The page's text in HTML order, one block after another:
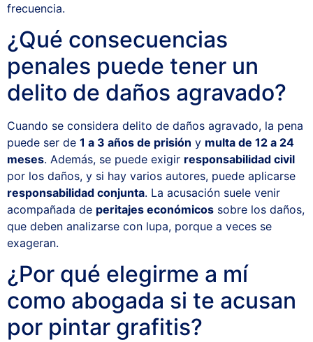
frecuencia.
¿Qué consecuencias
penales puede tener un
delito de daños agravado?
Cuando se considera delito de daños agravado, la pena
puede ser de 1 a 3 años de prisión y multa de 12 a 24
meses. Además, se puede exigir responsabilidad civil
por los daños, y si hay varios autores, puede aplicarse
responsabilidad conjunta. La acusación suele venir
acompañada de peritajes económicos sobre los daños,
que deben analizarse con lupa, porque a veces se
exageran.
¿Por qué elegirme a mí
como abogada si te acusan
por pintar grafitis?